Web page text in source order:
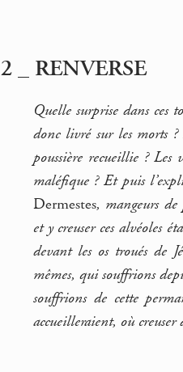
2 _ RENVERSE
Quelle surprise dans ces
donc livré sur les morts
poussière recueillie ? Les
maléfique ? Et puis
Dermestes, mangeurs de
et y creuser ces alvéoles
devant les os troués de
mêmes, qui souffrions
souffrions de cette
accueilleraient, où